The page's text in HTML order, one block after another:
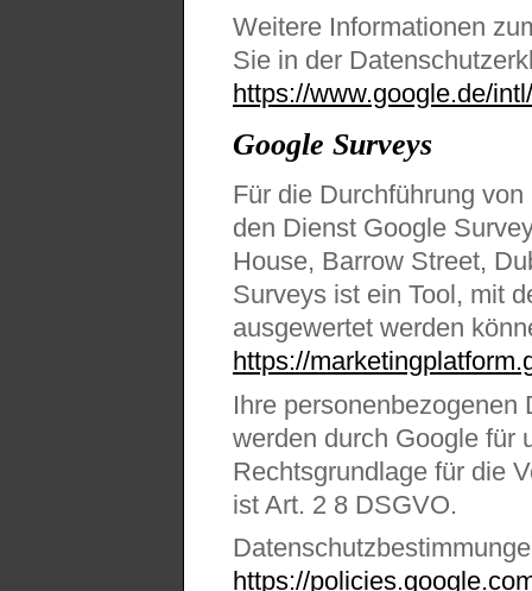
Weitere Informationen
Sie in der
https://www.google.de/
Google Surveys
Für die Durchführung
den Dienst Google
House, Barrow Street,
Surveys ist ein Tool, mit
ausgewertet werden
https://
Ihre personenbezogenen
werden durch Google für
Rechtsgrundlage für die
ist Art. 2 8 DSGVO.
https://